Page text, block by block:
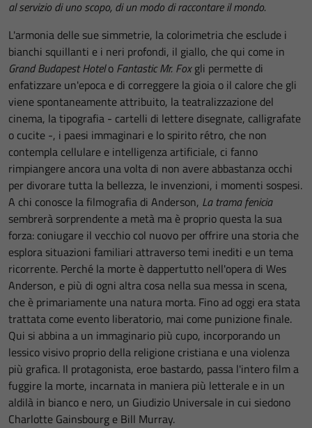
al servizio di uno scopo, di un modo di raccontare il mondo.
L'armonia delle sue simmetrie, la colorimetria che esclude i
bianchi squillanti e i neri profondi, il giallo, che qui come in
Grand Budapest Hotelo Fantastic Mr. Foxgli permette di
enfatizzare un'epoca e di correggere la gioia o il calore che gli
viene spontaneamente attribuito, la teatralizzazione del
cinema, la tipografia - cartelli di lettere disegnate, calligrafate
o cucite -, i paesi immaginari e lo spirito rétro, che non
contempla cellulare e intelligenza artificiale, ci fanno
rimpiangere ancora una volta di non avere abbastanza occhi
per divorare tutta la bellezza, le invenzioni, i momenti sospesi.
A chi conosce la filmografia di Anderson, La trama fenicia
sembrerà sorprendente a metà ma è proprio questa la sua
forza: coniugare il vecchio col nuovo per offrire una storia che
esplora situazioni familiari attraverso temi inediti e un tema
ricorrente. Perché la morte è dappertutto nell'opera di Wes
Anderson, e più di ogni altra cosa nella sua messa in scena,
che è primariamente una natura morta. Fino ad oggi era stata
trattata come evento liberatorio, mai come punizione finale.
Qui si abbina a un immaginario più cupo, incorporando un
lessico visivo proprio della religione cristiana e una violenza
più grafica. Il protagonista, eroe bastardo, passa l'intero film a
fuggire la morte, incarnata in maniera più letterale e in un
aldilà in bianco e nero, un Giudizio Universale in cui siedono
Charlotte Gainsbourg e Bill Murray.